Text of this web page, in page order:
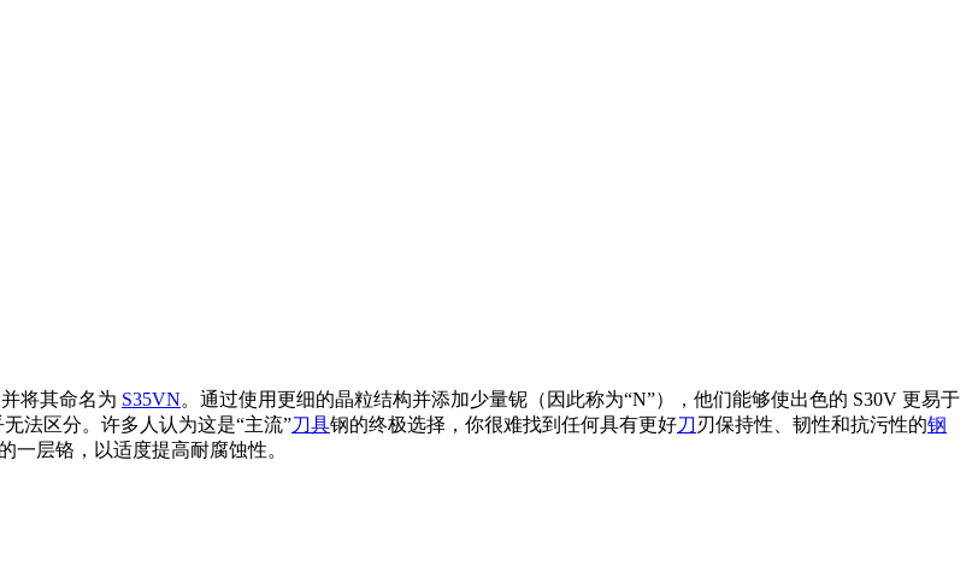
将其命名为 S35VN。通过使用更细的晶粒结构并添加少量铌（因此称为“N”），他们能够使出色的 S30V 更易于
法区分。许多人认为这是“主流”刀具钢的终极选择，你很难找到任何具有更好刀 刃保持性、韧性和抗污性的钢
一层铬，以适度提高耐腐蚀性。